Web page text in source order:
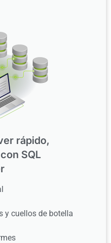
rápido,
SQL
y cuellos de botella